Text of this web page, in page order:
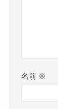
名前 ※